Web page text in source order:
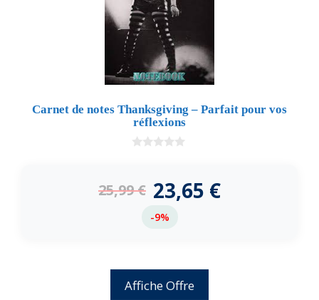
Carnet de notes Thanksgiving – Parfait pour vos
réflexions
5
25,99€ 23,65 €
-9%
Affiche Offre